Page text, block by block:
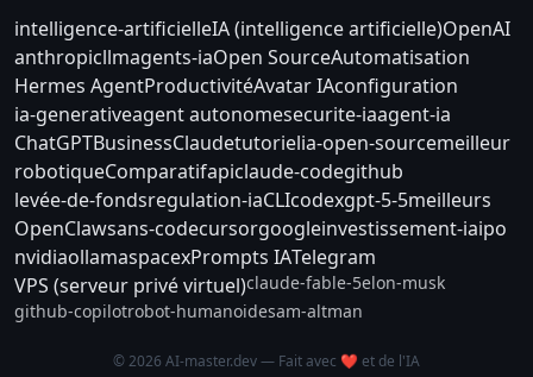
intelligence-artificielleIA (intelligence artificielle)OpenAI
anthropicllmagents-iaOpen SourceAutomatisation
Hermes AgentProductivitéAvatar IAconfiguration
ia-generativeagent autonomesecurite-iaagent-ia
ChatGPTBusinessClaudetutorielia-open-sourcemeilleur
robotiqueComparatifapiclaude-codegithub
levée-de-fondsregulation-iaCLIcodexgpt-5-5meilleurs
OpenClawsans-codecursorgoogleinvestissement-iaipo
nvidiaollamaspacexPrompts IATelegram
VPS (serveur privé virtuel)claude-fable-5elon-musk
github-copilotrobot-humanoidesam-altman
© 2026 AI-master.dev — Fait avec ❤️ et de l'IA